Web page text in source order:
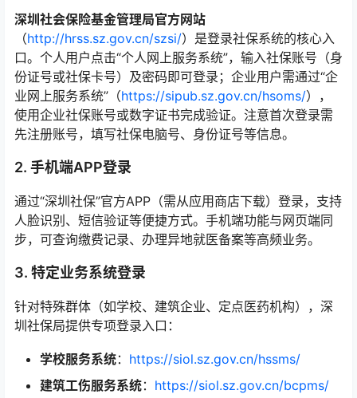
深圳社会保险基金管理局官方网站
（http://hrss.sz.gov.cn/szsi/）是登录社保系统的核心入
口。个人用户点击“个人网上服务系统”，输入社保账号（身
份证号或社保卡号）及密码即可登录；企业用户需通过“企
业网上服务系统”（https://sipub.sz.gov.cn/hsoms/），
使用企业社保账号或数字证书完成验证。注意首次登录需
先注册账号，填写社保电脑号、身份证号等信息。
2. 手机端APP登录
通过“深圳社保”官方APP（需从应用商店下载）登录，支持
人脸识别、短信验证等便捷方式。手机端功能与网页端同
步，可查询缴费记录、办理异地就医备案等高频业务。
3. 特定业务系统登录
针对特殊群体（如学校、建筑企业、定点医药机构），深
圳社保局提供专项登录入口：
学校服务系统： https://siol.sz.gov.cn/hssms/
建筑工伤服务系统： https://siol.sz.gov.cn/bcpms/